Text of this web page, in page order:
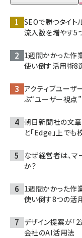
SEOで勝つタイト
流入数を増やす5
1週間かかった
使い倒す活用術8
アクティブユーザ
ぶ“ユーザー視点
朝日新聞社の文章
と「Edge」上で
なぜ経営者は、マ
か？
1週間かかった
使い倒す8つの活
デザイン提案が
会社のAI活用法